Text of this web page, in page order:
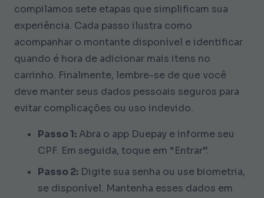
compilamos sete etapas que simplificam sua
experiência. Cada passo ilustra como
acompanhar o montante disponível e identificar
quando é hora de adicionar mais itens no
carrinho. Finalmente, lembre-se de que você
deve manter seus dados pessoais seguros para
evitar complicações ou uso indevido.
Passo 1: Abra o app Duepay e informe seu
CPF. Em seguida, toque em “Entrar”.
Passo 2: Digite sua senha ou use biometria,
se disponível. Mantenha esses dados em